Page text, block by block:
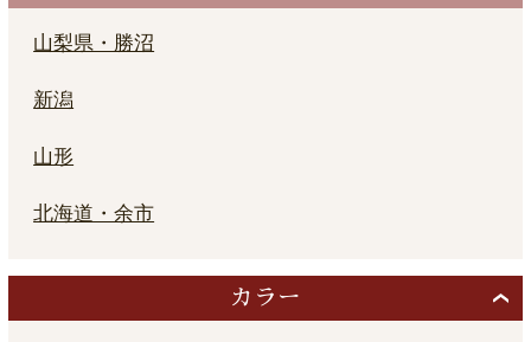
山梨県・勝沼
新潟
山形
北海道・余市
カラー